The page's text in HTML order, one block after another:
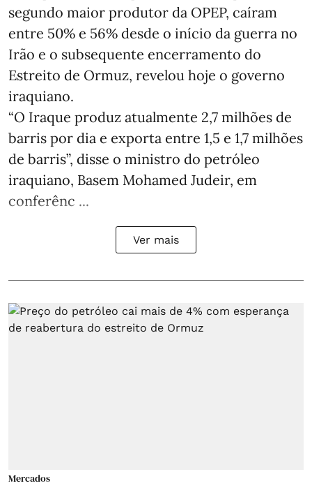
segundo maior produtor da OPEP, caíram
entre 50% e 56% desde o início da guerra no
Irão e o subsequente encerramento do
Estreito de Ormuz, revelou hoje o governo
iraquiano.
“O Iraque produz atualmente 2,7 milhões de
barris por dia e exporta entre 1,5 e 1,7 milhões
de barris”, disse o ministro do petróleo
iraquiano, Basem Mohamed Judeir, em
conferênc ...
Ver mais
Mercados